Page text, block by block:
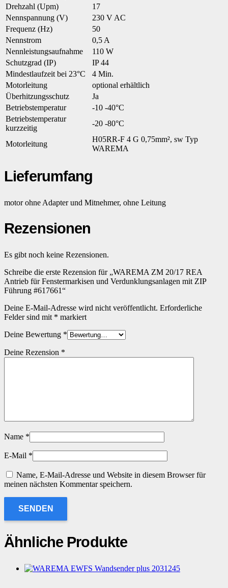
Drehzahl (Upm)
17
Nennspannung (V)
230 V AC
Frequenz (Hz)
50
Nennstrom
0,5 A
Nennleistungsaufnahme
110 W
Schutzgrad (IP)
IP 44
Mindestlaufzeit bei 23°C
4 Min.
Motorleitung
optional erhältlich
Überhitzungsschutz
Ja
Betriebstemperatur
-10 -40°C
Betriebstemperatur
kurzzeitig
-20 -80°C
Motorleitung
H05RR-F 4 G 0,75mm², sw Typ
WAREMA
Lieferumfang
motor ohne Adapter und Mitnehmer, ohne Leitung
Rezensionen
Es gibt noch keine Rezensionen.
Schreibe die erste Rezension für „WAREMA ZM 20/17 REA
Antrieb für Fenstermarkisen und Verdunklungsanlagen mit ZIP
Führung #617661“
Deine E-Mail-Adresse wird nicht veröffentlicht. Erforderliche
Felder sind mit * markiert
Deine Bewertung *
Deine Rezension *
Name *
E-Mail *
Name, E-Mail-Adresse und Website in diesem Browser für
meinen nächsten Kommentar speichern.
Ähnliche Produkte